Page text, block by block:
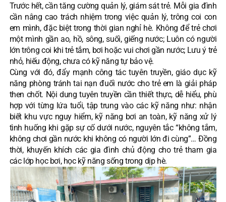
Trước hết, cần tăng cường quản lý, giám sát trẻ. Mỗi gia đình
cần nâng cao trách nhiệm trong việc quản lý, trông coi con
em mình, đặc biệt trong thời gian nghỉ hè. Không để trẻ chơi
một mình gần ao, hồ, sông, suối, giếng nước; Luôn có người
lớn trông coi khi trẻ tắm, bơi hoặc vui chơi gần nước; Lưu ý trẻ
nhỏ, hiếu động, chưa có kỹ năng tự bảo vệ.
Cùng với đó, đẩy mạnh công tác tuyên truyền, giáo dục kỹ
năng phòng tránh tai nạn đuối nước cho trẻ em là giải pháp
then chốt. Nội dung tuyên truyền cần thiết thực, dễ hiểu, phù
hợp với từng lứa tuổi, tập trung vào các kỹ năng như: nhận
biết khu vực nguy hiểm, kỹ năng bơi an toàn, kỹ năng xử lý
tình huống khi gặp sự cố dưới nước, nguyên tắc “không tắm,
không chơi gần nước khi không có người lớn đi cùng”… Đồng
thời, khuyến khích các gia đình chủ động cho trẻ tham gia
các lớp học bơi, học kỹ năng sống trong dịp hè.